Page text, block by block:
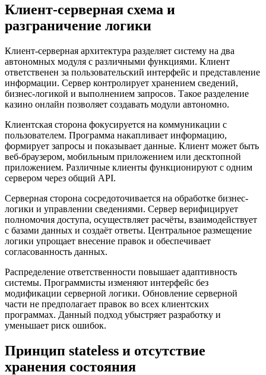
Клиент-серверная схема и
разграничение логики
Клиент-серверная архитектура разделяет систему на два
автономных модуля с различными функциями. Клиент
ответственен за пользовательский интерфейс и представление
информации. Сервер контролирует хранением сведений,
бизнес-логикой и выполнением запросов. Такое разделение
казино онлайн позволяет создавать модули автономно.
Клиентская сторона фокусируется на коммуникации с
пользователем. Программа накапливает информацию,
формирует запросы и показывает данные. Клиент может быть
веб-браузером, мобильным приложением или десктопной
приложением. Различные клиенты функционируют с одним
сервером через общий API.
Серверная сторона сосредоточивается на обработке бизнес-
логики и управлении сведениями. Сервер верифицирует
полномочия доступа, осуществляет расчёты, взаимодействует
с базами данных и создаёт ответы. Центральное размещение
логики упрощает внесение правок и обеспечивает
согласованность данных.
Распределение ответственности повышает адаптивность
системы. Программисты изменяют интерфейс без
модификации серверной логики. Обновление серверной
части не предполагает правок во всех клиентских
программах. Данный подход убыстряет разработку и
уменьшает риск ошибок.
Принцип stateless и отсутствие
хранения состояния